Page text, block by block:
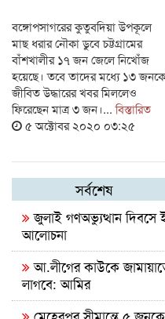
বঙ্গোপসাগরের কুতুবদিয়া উপকূলে
মাছ ধরার নৌকা ডুবে চট্টগ্রামের
বাঁশখালীর ১৭ জন জেলে নিখোঁজ
হয়েছে। তবে তাদের মধ্যে ১৩ জনকে
জীবিত উদ্ধারের খবর মিললেও
ফিরেছেন মাত্র ৩ জন।...বিস্তারিত
৫ অক্টোবর ২০২০ ০৩:২৫
সর্বশেষ
জুলাই গণঅভ্যুত্থান দিবসে
আলোচনা
আ.লীগের কাউকে
লাগবে: আমির